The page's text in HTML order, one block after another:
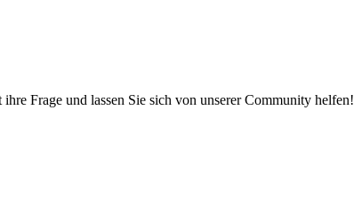
Frage und lassen Sie sich von unserer Community helfen!